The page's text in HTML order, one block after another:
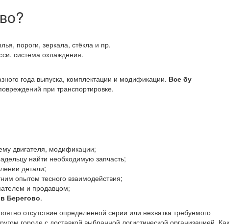
пороги, зеркала, стёкла и пр.
система охлаждения.
года выпуска, комплектации и модификации. Все бу
при транспортировке.
двигателя, модификации;
найти необходимую запчасть;
детали;
опытом тесного взаимодействия;
и продавцом;
Берегово.
отсутствие определенной серии или нехватка требуемого